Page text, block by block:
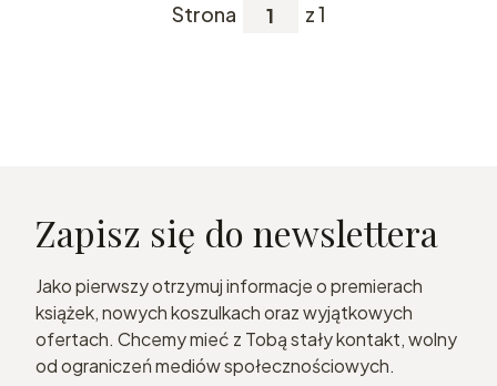
Strona z 1
Zapisz się do newslettera
Jako pierwszy otrzymuj informacje o premierach
książek, nowych koszulkach oraz wyjątkowych
ofertach. Chcemy mieć z Tobą stały kontakt, wolny
od ograniczeń mediów społecznościowych.